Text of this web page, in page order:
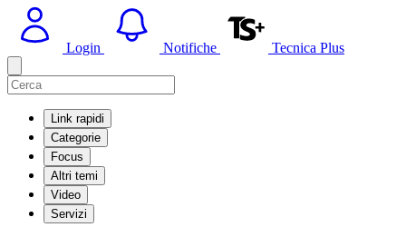
Login Notifiche Tecnica Plus
Link rapidi
Categorie
Focus
Altri temi
Video
Servizi